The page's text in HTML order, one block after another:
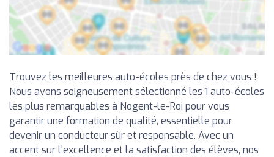
Trouvez les meilleures auto-écoles près de chez vous !
Nous avons soigneusement sélectionné les 1 auto-écoles
les plus remarquables à Nogent-le-Roi pour vous
garantir une formation de qualité, essentielle pour
devenir un conducteur sûr et responsable. Avec un
accent sur l'excellence et la satisfaction des élèves, nos